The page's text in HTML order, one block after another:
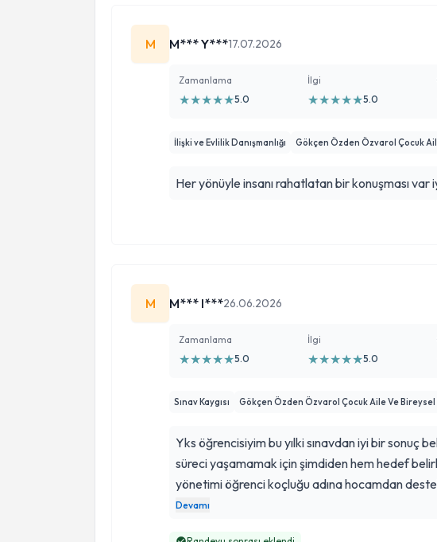
M M*** Y***17.07.2026
Zamanlama
★★★★★5.0
İlgi
★★★★★5.0
İlişki ve Evlilik Danışmanlığı Gökçen Özden Özvarol Çocuk
Her yönüyle insanı rahatlatan bir konuşması var
M M*** I***26.06.2026
Zamanlama
★★★★★5.0
İlgi
★★★★★5.0
Sınav Kaygısı Gökçen Özden Özvarol Çocuk Aile Ve Bireysel
Yks öğrencisiyim bu yılki sınavdan iyi bir sonuç
süreci yaşamamak için şimdiden hem hedef
yönetimi öğrenci koçluğu adına hocamdan
kadar onunla süreci geçirmeye karar verdim
Devamı